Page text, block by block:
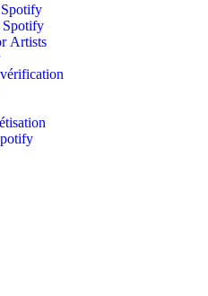
Spotify
Spotify
Artists